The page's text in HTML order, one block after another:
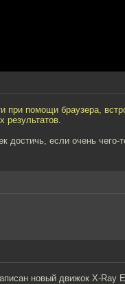
при помощи браузера,
результатов.
достичь, если очень чего-
новый движок X-